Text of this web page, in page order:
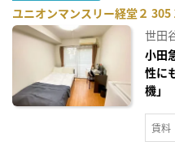
ユニオンマンスリー経堂２
世田
小田
性に
機」
賃料